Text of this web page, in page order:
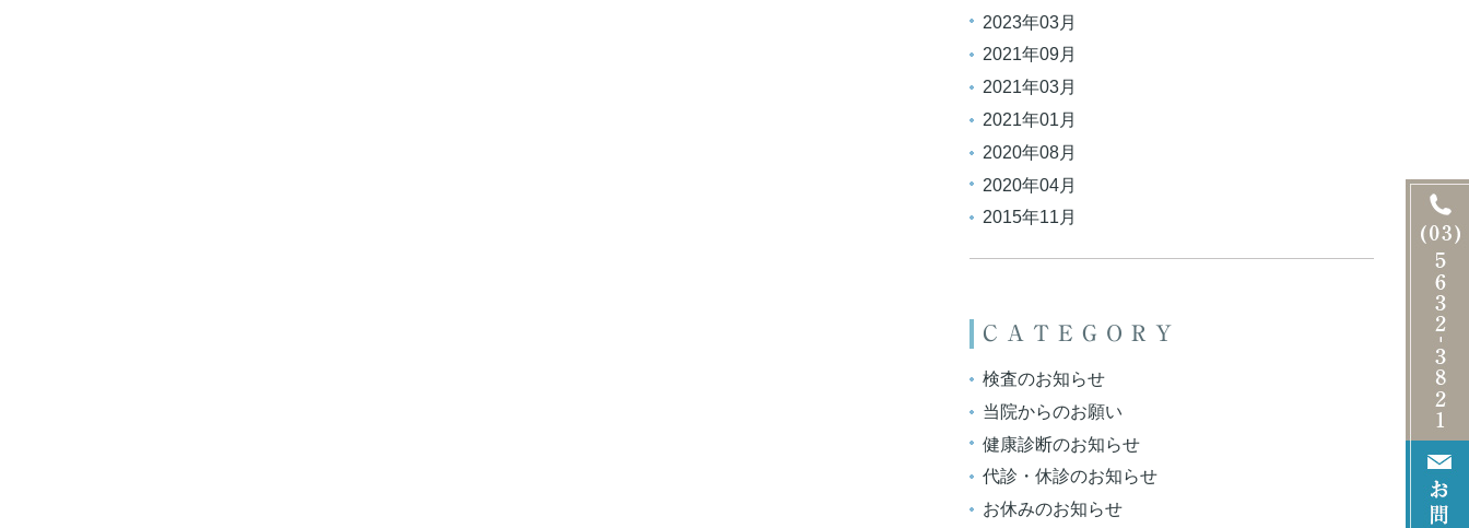
2023年03月
2021年09月
2021年03月
2021年01月
2020年08月
2020年04月
2015年11月
CATEGORY
検査のお知らせ
当院からのお願い
健康診断のお知らせ
代診・休診のお知らせ
お休みのお知らせ